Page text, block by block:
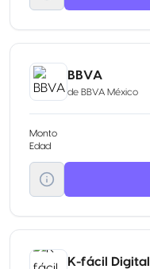
BBVA
de BBVA México
Monto
Edad
K-fácil Digital